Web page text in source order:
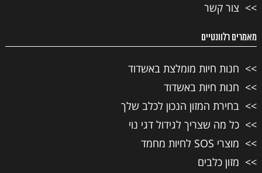
צור קשר
מאמרים רלוונטיים
חנות חיות מומלצת באשדוד
חנות חיות באשדוד
בחירת המזון הנכון לכלב שלך
כל מה שצריך לגידול דגי נוי
מוצרי SOS לחיות מחמד
מזון כלבים